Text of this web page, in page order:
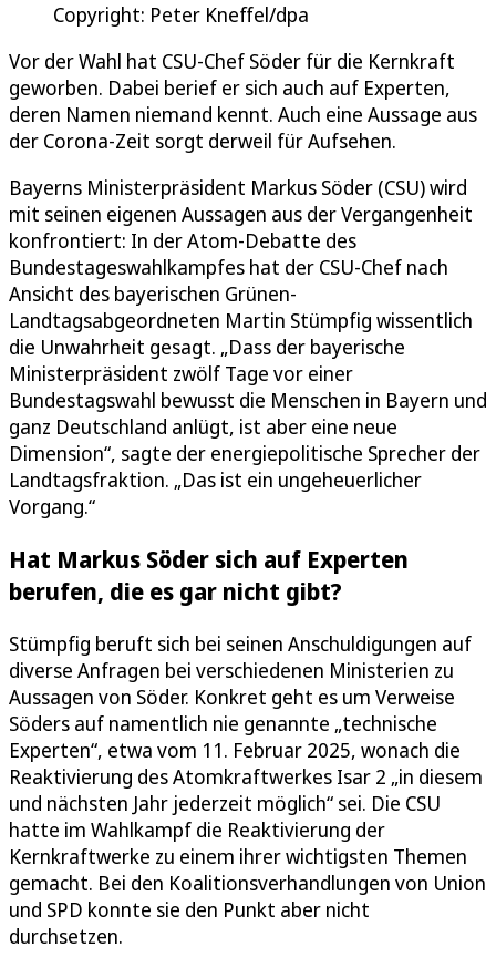
Copyright: Peter Kneffel/dpa
Vor der Wahl hat CSU-Chef Söder für die Kernkraft
geworben. Dabei berief er sich auch auf Experten,
deren Namen niemand kennt. Auch eine Aussage aus
der Corona-Zeit sorgt derweil für Aufsehen.
Bayerns Ministerpräsident Markus Söder (CSU) wird
mit seinen eigenen Aussagen aus der Vergangenheit
konfrontiert: In der Atom-Debatte des
Bundestageswahlkampfes hat der CSU-Chef nach
Ansicht des bayerischen Grünen-
Landtagsabgeordneten Martin Stümpfig wissentlich
die Unwahrheit gesagt. „Dass der bayerische
Ministerpräsident zwölf Tage vor einer
Bundestagswahl bewusst die Menschen in Bayern und
ganz Deutschland anlügt, ist aber eine neue
Dimension“, sagte der energiepolitische Sprecher der
Landtagsfraktion. „Das ist ein ungeheuerlicher
Vorgang.“
Hat Markus Söder sich auf Experten
berufen, die es gar nicht gibt?
Stümpfig beruft sich bei seinen Anschuldigungen auf
diverse Anfragen bei verschiedenen Ministerien zu
Aussagen von Söder. Konkret geht es um Verweise
Söders auf namentlich nie genannte „technische
Experten“, etwa vom 11. Februar 2025, wonach die
Reaktivierung des Atomkraftwerkes Isar 2 „in diesem
und nächsten Jahr jederzeit möglich“ sei. Die CSU
hatte im Wahlkampf die Reaktivierung der
Kernkraftwerke zu einem ihrer wichtigsten Themen
gemacht. Bei den Koalitionsverhandlungen von Union
und SPD konnte sie den Punkt aber nicht
durchsetzen.